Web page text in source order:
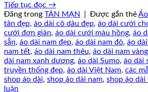
Tiếp tục đọc →
Đăng trong TẢN MẠN Được gắn thẻ
tân đẹp, áo dài cô dâu đẹp, áo dài cưới
cưới đơn giản, áo dài cưới màu hồng, áo
sẵn, áo dài nam đẹp, áo dài nam đỏ, áo
nam tết, áo dài nam thêu, áo dài nam vàng
dài nam xanh dương, áo dài Sumo, áo dài
truyền thống đẹp, áo dài Việt Nam, các
shop áo dài, shop áo dài nam, shop áo
luận